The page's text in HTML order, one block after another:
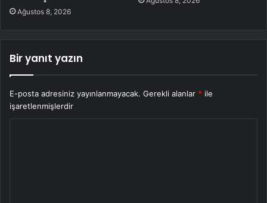
Ağustos 8, 2026
Bir yanıt yazın
E-posta adresiniz yayınlanmayacak. Gerekli alanlar * ile
işaretlenmişlerdir